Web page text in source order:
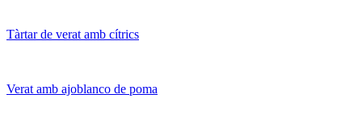
Tàrtar de verat amb cítrics
Verat amb ajoblanco de poma